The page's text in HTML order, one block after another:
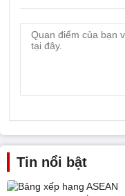
Tin nổi bật